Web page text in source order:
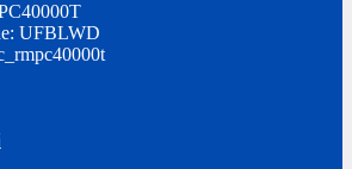
UFBLWD